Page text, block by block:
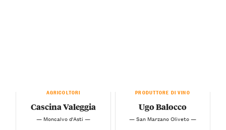
AGRICOLTORI
Cascina Valeggia
— Moncalvo d'Asti —
PRODUTTORE DI VINO
Ugo Balocco
— San Marzano Oliveto —